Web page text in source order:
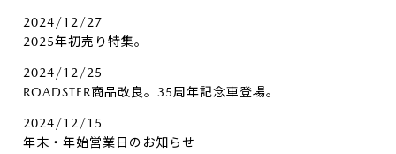
2024/12/27
2025年初売り特集。
2024/12/25
ROADSTER商品改良。35周年記念車登場。
2024/12/15
年末・年始営業日のお知らせ